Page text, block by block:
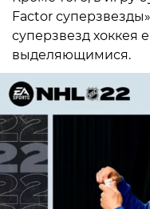
Factor
суперзвезд хоккея
выделяющимися.